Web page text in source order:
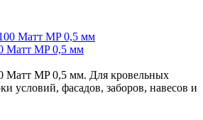
Матт MP 0,5 мм
MP 0,5 мм. Для кровельных
условий, фасадов, заборов, навесов и